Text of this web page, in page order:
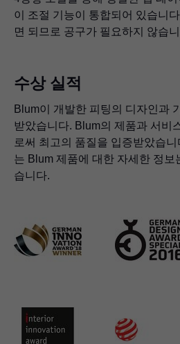
이 조절 기능이 통합되어 있습니
면 되므로 공구가 필요하지 않습
수상 실적
Blum이 개발한 피팅의 디자인과
받았습니다. Blum의 제품과 서비
로써 최고의 품질을 입증받았습
는 Blum 제품에 대한 자세한 정보
습니다.